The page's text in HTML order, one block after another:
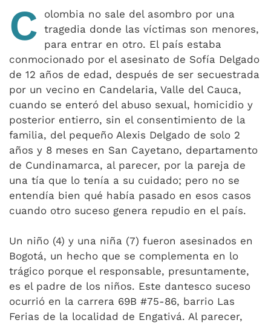
C
olombia no sale del asombro por una
tragedia donde las víctimas son menores,
para entrar en otro. El país estaba
conmocionado por el asesinato de Sofía Delgado
de 12 años de edad, después de ser secuestrada
por un vecino en Candelaria, Valle del Cauca,
cuando se enteró del abuso sexual, homicidio y
posterior entierro, sin el consentimiento de la
familia, del pequeño Alexis Delgado de solo 2
años y 8 meses en San Cayetano, departamento
de Cundinamarca, al parecer, por la pareja de
una tía que lo tenía a su cuidado; pero no se
entendía bien qué había pasado en esos casos
cuando otro suceso genera repudio en el país.
Un niño (4) y una niña (7) fueron asesinados en
Bogotá, un hecho que se complementa en lo
trágico porque el responsable, presuntamente,
es el padre de los niños. Este dantesco suceso
ocurrió en la carrera 69B #75-86, barrio Las
Ferias de la localidad de Engativá. Al parecer,